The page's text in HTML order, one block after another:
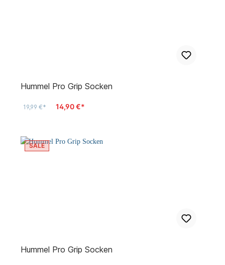
Hummel Pro Grip Socken
19,99 €* 14,90 €*
SALE
Hummel Pro Grip Socken